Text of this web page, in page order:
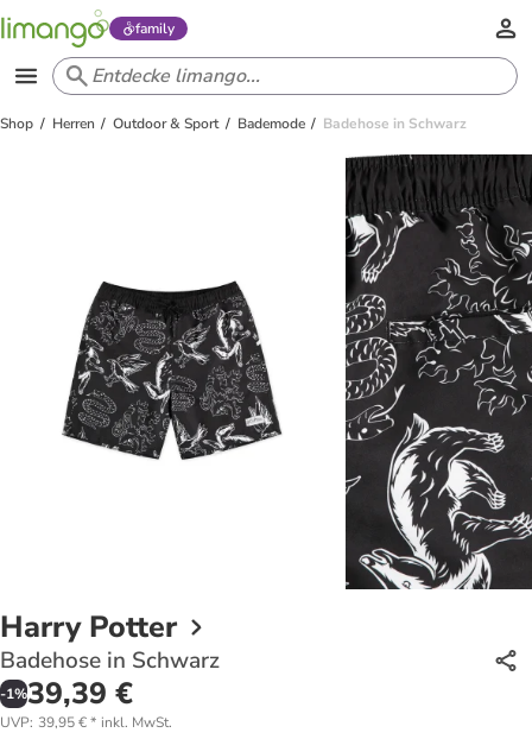
family
Shop Herren Outdoor & Sport Bademode Badehose in Schwarz
Harry Potter
Badehose in Schwarz
-1%39,39 €
UVP: 39,95 €* inkl. MwSt.